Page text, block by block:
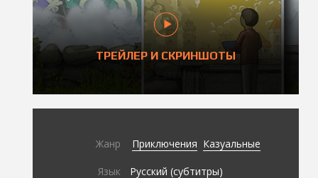
ТРЕЙЛЕР И СКРИНШОТЫ
Жанр Приключения Казуальные
Язык Русский (субтитры)